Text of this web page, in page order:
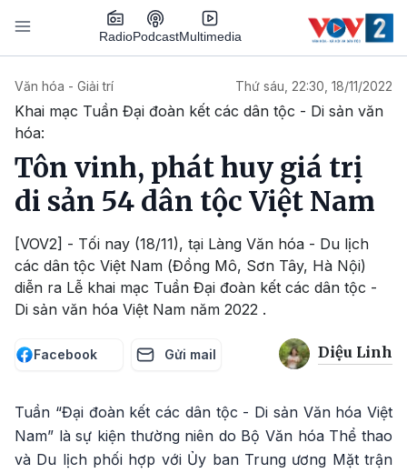
Nhảy đến nội dung
RadioPodcastMultimedia
Văn hóa - Giải trí Thứ sáu, 22:30, 18/11/2022
Khai mạc Tuần Đại đoàn kết các dân tộc - Di sản văn
hóa:
Tôn vinh, phát huy giá trị
di sản 54 dân tộc Việt Nam
[VOV2] - Tối nay (18/11), tại Làng Văn hóa - Du lịch
các dân tộc Việt Nam (Đồng Mô, Sơn Tây, Hà Nội)
diễn ra Lễ khai mạc Tuần Đại đoàn kết các dân tộc -
Di sản văn hóa Việt Nam năm 2022 .
Facebook Gửi mail Diệu Linh
Tuần “Đại đoàn kết các dân tộc - Di sản Văn hóa Việt
Nam” là sự kiện thường niên do Bộ Văn hóa Thể thao
và Du lịch phối hợp với Ủy ban Trung ương Mặt trận